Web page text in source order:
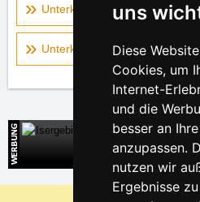
uns
Diese
Cookies, um
Internet-
und die
besser an
anzupassen.
nutzen wir
Ergebnisse
Unterkunft auf der Landkarte -
Unterkunft auf der Landkarte -
Direkte
Warum sind unsere